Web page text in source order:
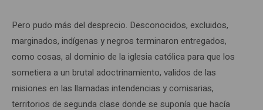
Pero pudo más del desprecio. Desconocidos, excluidos,
marginados, indígenas y negros terminaron entregados,
como cosas, al dominio de la iglesia católica para que los
sometiera a un brutal adoctrinamiento, validos de las
misiones en las llamadas intendencias y comisarias,
territorios de segunda clase donde se suponía que hacía